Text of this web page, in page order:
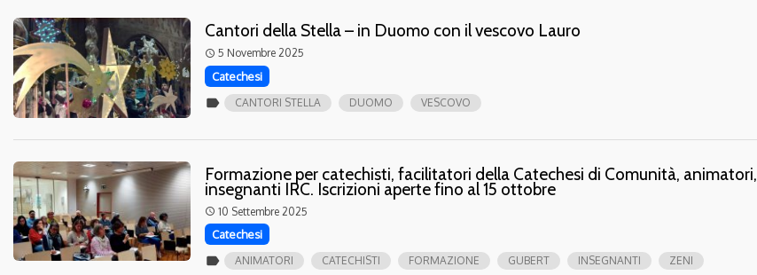
Cantori della Stella – in Duomo con il vescovo Lauro
access_time 5 Novembre 2025
Catechesi
label CANTORI STELLA DUOMO VESCOVO
Formazione per catechisti, facilitatori della Catechesi di Comunità, animatori,
insegnanti IRC. Iscrizioni aperte fino al 15 ottobre
access_time 10 Settembre 2025
Catechesi
label ANIMATORI CATECHISTI FORMAZIONE GUBERT INSEGNANTI ZENI